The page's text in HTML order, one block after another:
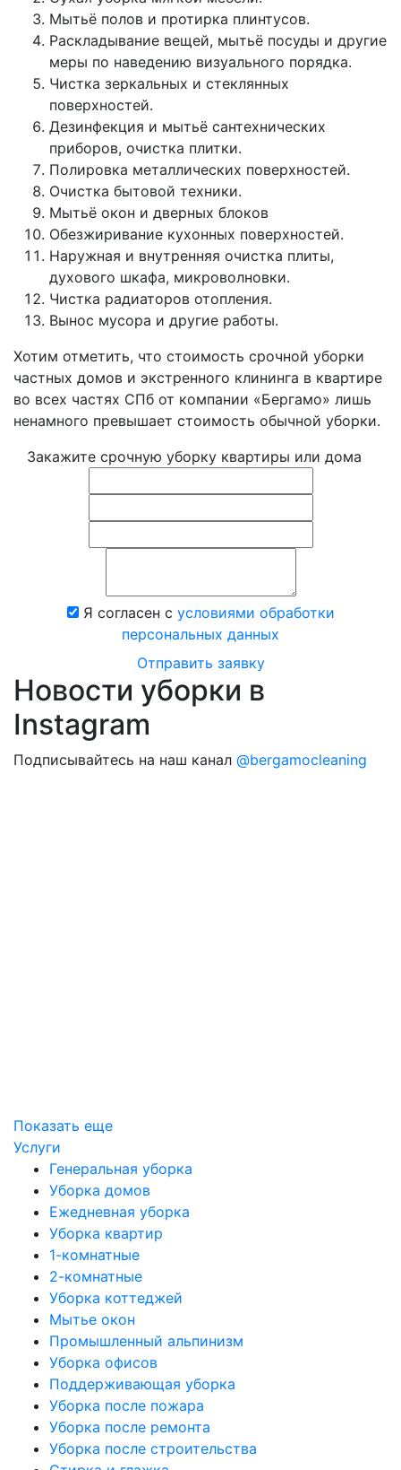
Мытьё полов и протирка плинтусов.
Раскладывание вещей, мытьё посуды и другие
меры по наведению визуального порядка.
Чистка зеркальных и стеклянных
поверхностей.
Дезинфекция и мытьё сантехнических
приборов, очистка плитки.
Полировка металлических поверхностей.
Очистка бытовой техники.
Мытьё окон и дверных блоков
Обезжиривание кухонных поверхностей.
Наружная и внутренняя очистка плиты,
духового шкафа, микроволновки.
Чистка радиаторов отопления.
Вынос мусора и другие работы.
Хотим отметить, что стоимость срочной уборки
частных домов и экстренного клининга в квартире
во всех частях СПб от компании «Бергамо» лишь
ненамного превышает стоимость обычной уборки.
Закажите срочную уборку квартиры или дома
Я согласен с условиями обработки
персональных данных
Отправить заявку
Новости уборки в
Instagram
Подписывайтесь на наш канал @bergamocleaning
Показать еще
Услуги
Генеральная уборка
Уборка домов
Ежедневная уборка
Уборка квартир
1-комнатные
2-комнатные
Уборка коттеджей
Мытье окон
Промышленный альпинизм
Уборка офисов
Поддерживающая уборка
Уборка после пожара
Уборка после ремонта
Уборка после строительства